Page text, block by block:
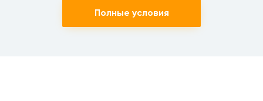
Полные условия